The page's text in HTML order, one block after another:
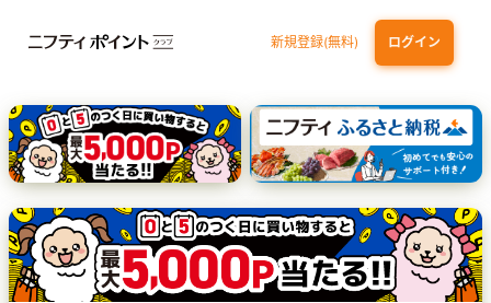
新規登録(無料) ログイン
三井住友カード（NL）オーロラデザイン
【三井住友銀行口座お持ちの方専用】Olive口座切替 P-one Wiz
ライフカードビジネスライトプラス dカード